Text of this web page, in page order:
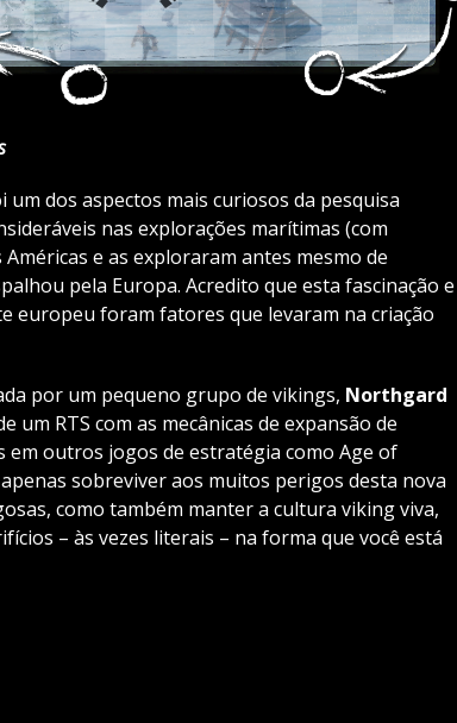
dos aspectos mais curiosos da pesquisa
nas explorações marítimas (com
e as exploraram antes mesmo de
pela Europa. Acredito que esta fascinação e
europeu foram fatores que levaram na criação
por um pequeno grupo de vikings, Northgard
RTS com as mecânicas de expansão de
outros jogos de estratégia como Age of
sobreviver aos muitos perigos desta nova
como também manter a cultura viking viva,
– às vezes literais – na forma que você está